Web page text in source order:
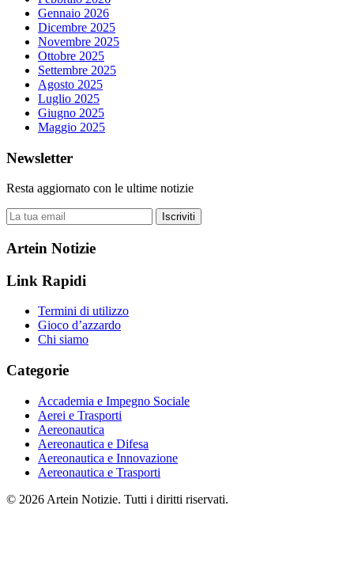
Gennaio 2026
Dicembre 2025
Novembre 2025
Ottobre 2025
Settembre 2025
Agosto 2025
Luglio 2025
Giugno 2025
Maggio 2025
Newsletter
Resta aggiornato con le ultime notizie
Iscriviti
Artein Notizie
Link Rapidi
Termini di utilizzo
Gioco d’azzardo
Chi siamo
Categorie
Accademia e Impegno Sociale
Aerei e Trasporti
Aereonautica
Aereonautica e Difesa
Aereonautica e Innovazione
Aereonautica e Trasporti
© 2026 Artein Notizie. Tutti i diritti riservati.